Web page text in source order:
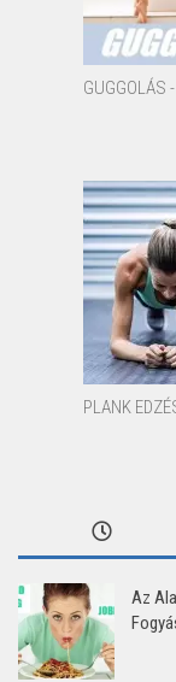
GUGGOLÁS
PLANK
Az